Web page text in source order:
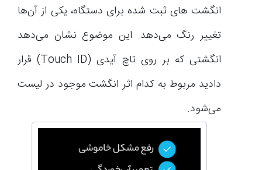
انگشت های ثبت شده برای دستگاه، یکی از آن‌ها
تغییر رنگ می‌دهد. این موضوع نشان می‌دهد
انگشتی که بر روی تاچ آیدی (Touch ID) قرار
دادید مربوط به کدام اثر انگشت موجود در لیست
می‌شود.